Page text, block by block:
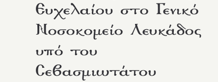
Ευχελαίου στο Γενικό
Νοσοκομείο Λευκάδος
υπό του
Σεβασμιωτάτου